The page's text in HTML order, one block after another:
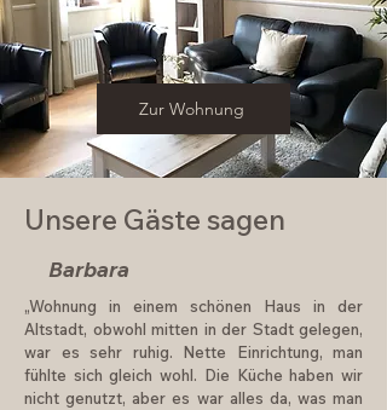
Zur Wohnung
Unsere Gäste sagen
Barbara
„Wohnung in einem schönen Haus in der
Altstadt, obwohl mitten in der Stadt gelegen,
war es sehr ruhig. Nette Einrichtung, man
fühlte sich gleich wohl. Die Küche haben wir
nicht genutzt, aber es war alles da, was man